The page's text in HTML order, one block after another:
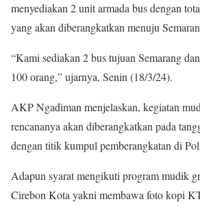
menyediakan 2 unit armada bus dengan
yang akan diberangkatkan menuju
“Kami sediakan 2 bus tujuan Semarang
100 orang,” ujarnya, Senin (18/3/24).
AKP Ngadiman menjelaskan, kegiatan
rencananya akan diberangkatkan pada
dengan titik kumpul pemberangkatan di
Adapun syarat mengikuti program mudik
Cirebon Kota yakni membawa foto kopi